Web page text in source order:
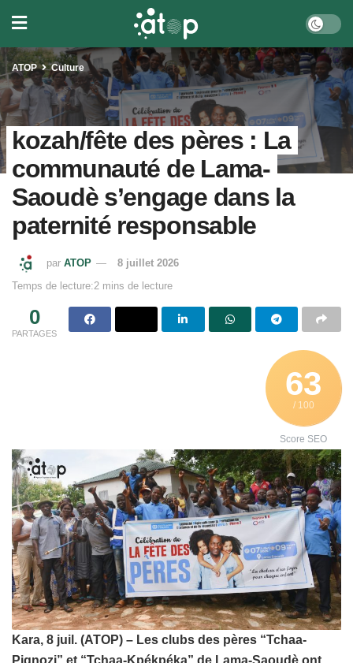
ATOP Culture
kozah/fête des pères : La
communauté de Lama-
Saoudè s’engage dans la
paternité responsable
par ATOP
8 juillet 2026
Temps de lecture:2 mins de lecture
0
PARTAGES
63
/ 100
Score SEO
Kara, 8 juil. (ATOP) – Les clubs des pères “Tchaa-
Pignozi” et “Tchaa-Kpékpéka” de Lama-Saoudè ont